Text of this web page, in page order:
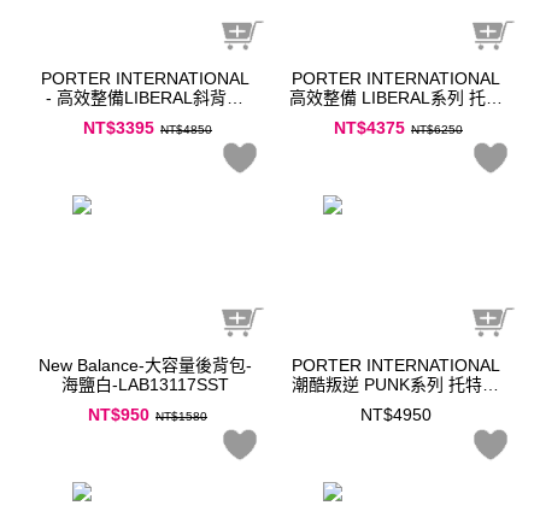
PORTER INTERNATIONAL
- 高效整備LIBERAL斜背包
NT$3395 NT$4850
PORTER INTERNATIONAL
高效整備 LIBERAL系列 托特
NT$4375 NT$6250
New Balance-大容量後背包-
海鹽白-LAB13117SST
NT$950 NT$1580
PORTER INTERNATIONAL
潮酷叛逆 PUNK系列 托特包
(S)
NT$4950